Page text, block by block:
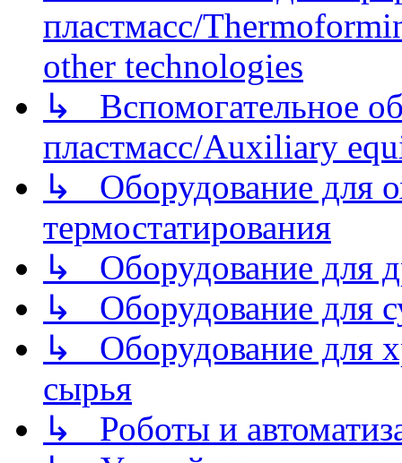
пластмасс/
other technologies
↳ Вспомогательное
пластмасс/Auxiliary
↳ Оборудование для
термостатирования
↳ Оборудование для
↳ Оборудование для
↳ Оборудование для
сырья
↳ Роботы и